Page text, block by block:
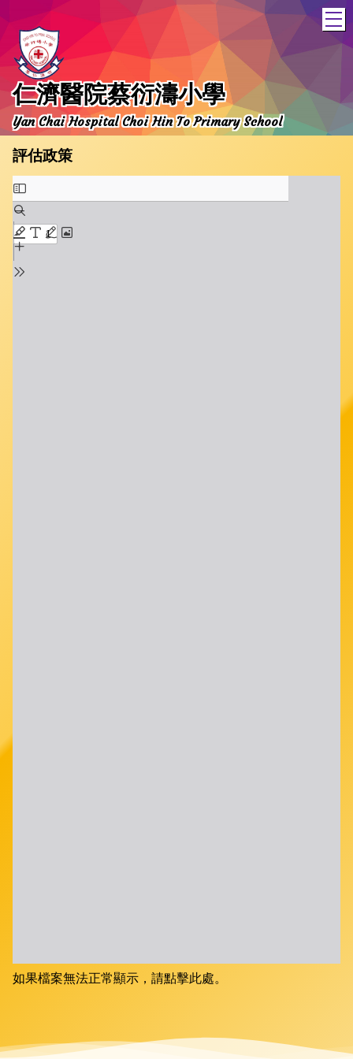
仁濟醫院蔡衍濤小學
Yan Chai Hospital Choi Hin To Primary School
評估政策
如果檔案無法正常顯示，請點擊此處。